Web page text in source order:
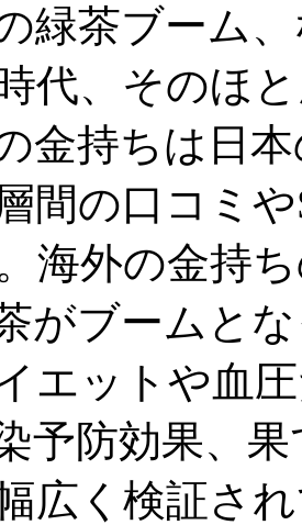
緑茶ブーム
代、そのほ
金持ちは日
間の口コミ
海外の金持
がブームと
エットや血
予防効果、
広く検証さ